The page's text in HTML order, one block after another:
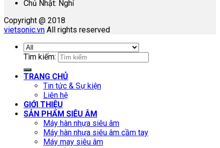
Chủ Nhật: Nghỉ
Copyright @ 2018
vietsonic.vn All rights reserved
Tìm kiếm:
TRANG CHỦ
Tin tức & Sự kiện
Liên hệ
GIỚI THIỆU
SẢN PHẨM SIÊU ÂM
Máy hàn nhựa siêu âm
Máy hàn nhựa siêu âm cầm tay
Máy may siêu âm